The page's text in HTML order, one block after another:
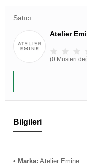
Satıcı
Atelier
(0 Musteri
Bilgileri
• Marka: Atelier Emine